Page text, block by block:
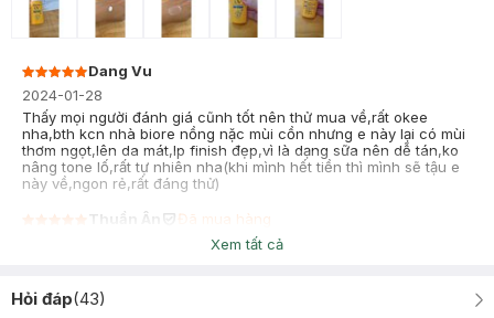
Dang Vu
2024-01-28
Thấy mọi người đánh giá cũnh tốt nên thử mua về,rất okee
nha,bth kcn nhà biore nồng nặc mùi cồn nhưng e này lại có mùi
thơm ngọt,lên da mát,lp finish đẹp,vì là dạng sữa nên dễ tán,ko
nâng tone lố,rất tự nhiên nha(khi mình hết tiền thì mình sẽ tậu e
này về,ngon rẻ,rất đáng thử)
Thuần Ân
Đã mua hàng
Xem tất cả
Hỏi đáp(43)